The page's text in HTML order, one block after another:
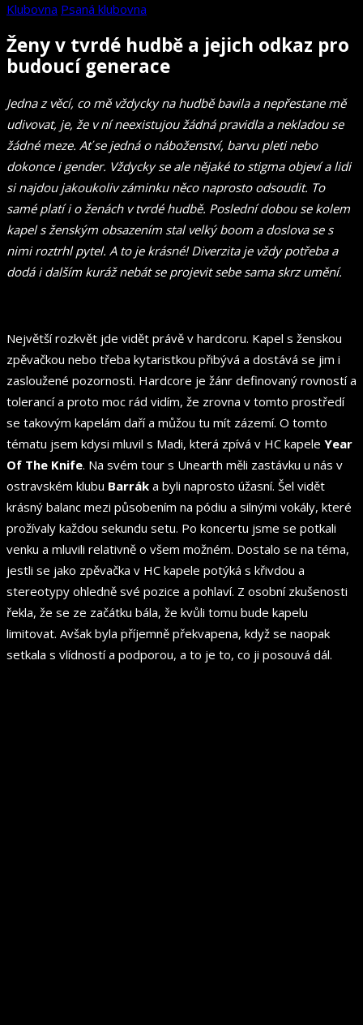
Klubovna Psaná klubovna
Ženy v tvrdé hudbě a jejich odkaz pro
budoucí generace
Jedna z věcí, co mě vždycky na hudbě bavila a nepřestane mě
udivovat, je, že v ní neexistujou žádná pravidla a nekladou se
žádné meze. Ať se jedná o náboženství, barvu pleti nebo
dokonce i gender. Vždycky se ale nějaké to stigma objeví a lidi
si najdou jakoukoliv záminku něco naprosto odsoudit. To
samé platí i o ženách v tvrdé hudbě. Poslední dobou se kolem
kapel s ženským obsazením stal velký boom a doslova se s
nimi roztrhl pytel. A to je krásné! Diverzita je vždy potřeba a
dodá i dalším kuráž nebát se projevit sebe sama skrz umění.
Největší rozkvět jde vidět právě v hardcoru. Kapel s ženskou
zpěvačkou nebo třeba kytaristkou přibývá a dostává se jim i
zasloužené pozornosti. Hardcore je žánr definovaný rovností a
tolerancí a proto moc rád vidím, že zrovna v tomto prostředí
se takovým kapelám daří a můžou tu mít zázemí. O tomto
tématu jsem kdysi mluvil s Madi, která zpívá v HC kapele Year
Of The Knife. Na svém tour s Unearth měli zastávku u nás v
ostravském klubu Barrák a byli naprosto úžasní. Šel vidět
krásný balanc mezi působením na pódiu a silnými vokály, které
prožívaly každou sekundu setu. Po koncertu jsme se potkali
venku a mluvili relativně o všem možném. Dostalo se na téma,
jestli se jako zpěvačka v HC kapele potýká s křivdou a
stereotypy ohledně své pozice a pohlaví. Z osobní zkušenosti
řekla, že se ze začátku bála, že kvůli tomu bude kapelu
limitovat. Avšak byla příjemně překvapena, když se naopak
setkala s vlídností a podporou, a to je to, co ji posouvá dál.